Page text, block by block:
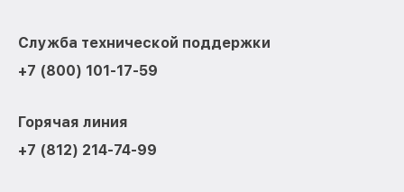
Служба технической поддержки
+7 (800) 101-17-59
Горячая линия
+7 (812) 214-74-99